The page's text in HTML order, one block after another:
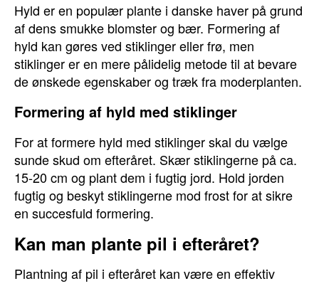
Hyld er en populær plante i danske haver på grund
af dens smukke blomster og bær. Formering af
hyld kan gøres ved stiklinger eller frø, men
stiklinger er en mere pålidelig metode til at bevare
de ønskede egenskaber og træk fra moderplanten.
Formering af hyld med stiklinger
For at formere hyld med stiklinger skal du vælge
sunde skud om efteråret. Skær stiklingerne på ca.
15-20 cm og plant dem i fugtig jord. Hold jorden
fugtig og beskyt stiklingerne mod frost for at sikre
en succesfuld formering.
Kan man plante pil i efteråret?
Plantning af pil i efteråret kan være en effektiv